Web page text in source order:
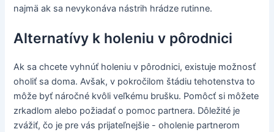
najmä ak sa nevykonáva nástrih hrádze rutinne.
Alternatívy k holeniu v pôrodnici
Ak sa chcete vyhnúť holeniu v pôrodnici, existuje možnosť
oholiť sa doma. Avšak, v pokročilom štádiu tehotenstva to
môže byť náročné kvôli veľkému brušku. Pomôcť si môžete
zrkadlom alebo požiadať o pomoc partnera. Dôležité je
zvážiť, čo je pre vás prijateľnejšie - oholenie partnerom